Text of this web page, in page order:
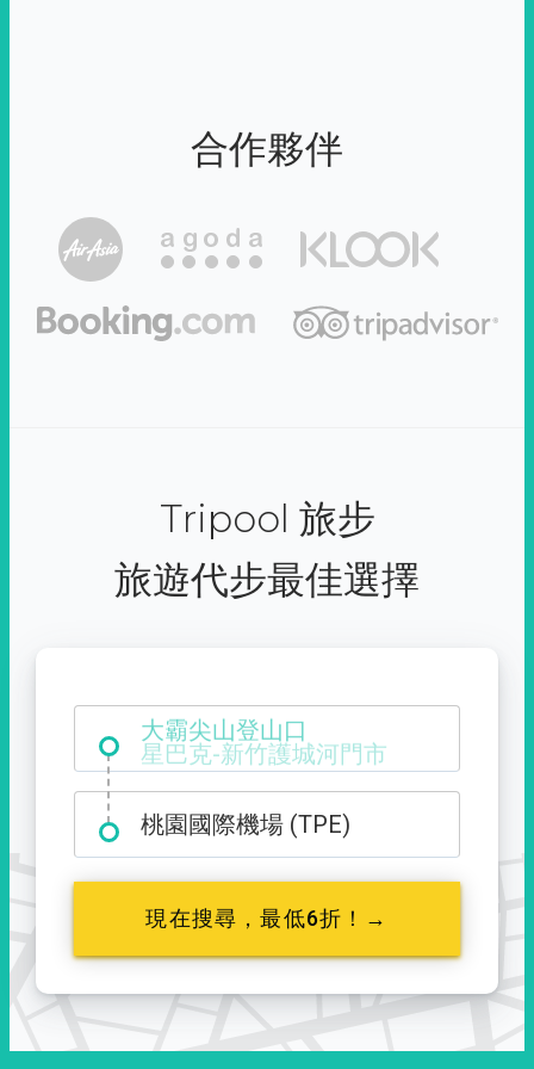
合作夥伴
Tripool 旅步
旅遊代步最佳選擇
大霸尖山登山口
桃園國際機場 (TPE)
現在搜尋，最低6折！→